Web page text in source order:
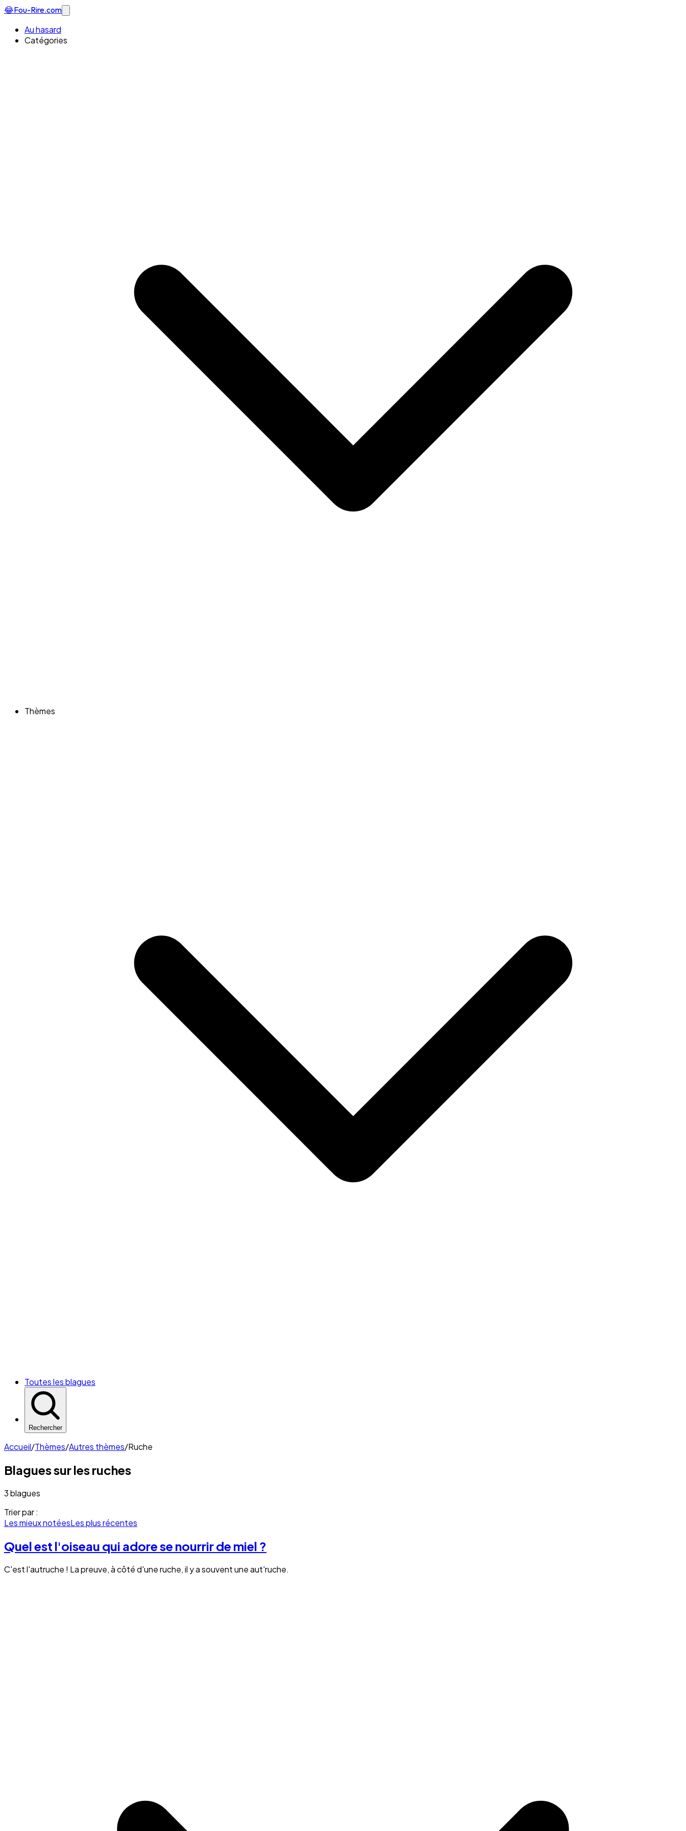
😂Fou-Rire.com
Au hasard
Catégories
Thèmes
Toutes les blagues
Rechercher
Accueil/Thèmes/Autres thèmes/Ruche
Blagues sur lesruches
3 blagues
Trier par :
Les mieux notéesLes plus récentes
Quel est l'oiseau qui adore se nourrir de miel ?
C'est l'autruche ! La preuve, à côté d'une ruche, il y a souvent une aut'ruche.